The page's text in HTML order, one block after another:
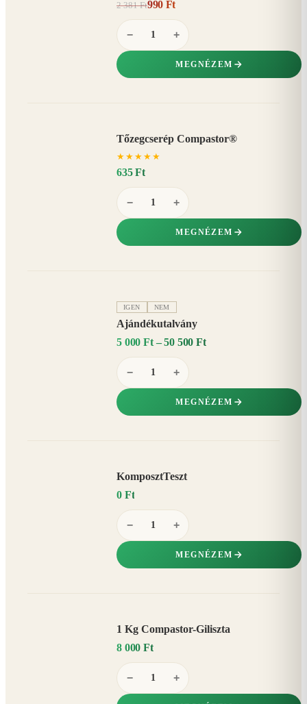
2 381 Ft990 Ft
− +
MEGNÉZEM
Tőzegcserép Compastor®
★ ★ ★ ★ ★
635 Ft
− +
MEGNÉZEM
IGEN NEM
Ajándékutalvány
5 000 Ft – 50 500 Ft
− +
MEGNÉZEM
KomposztTeszt
0 Ft
− +
MEGNÉZEM
1 Kg Compastor-Giliszta
8 000 Ft
− +